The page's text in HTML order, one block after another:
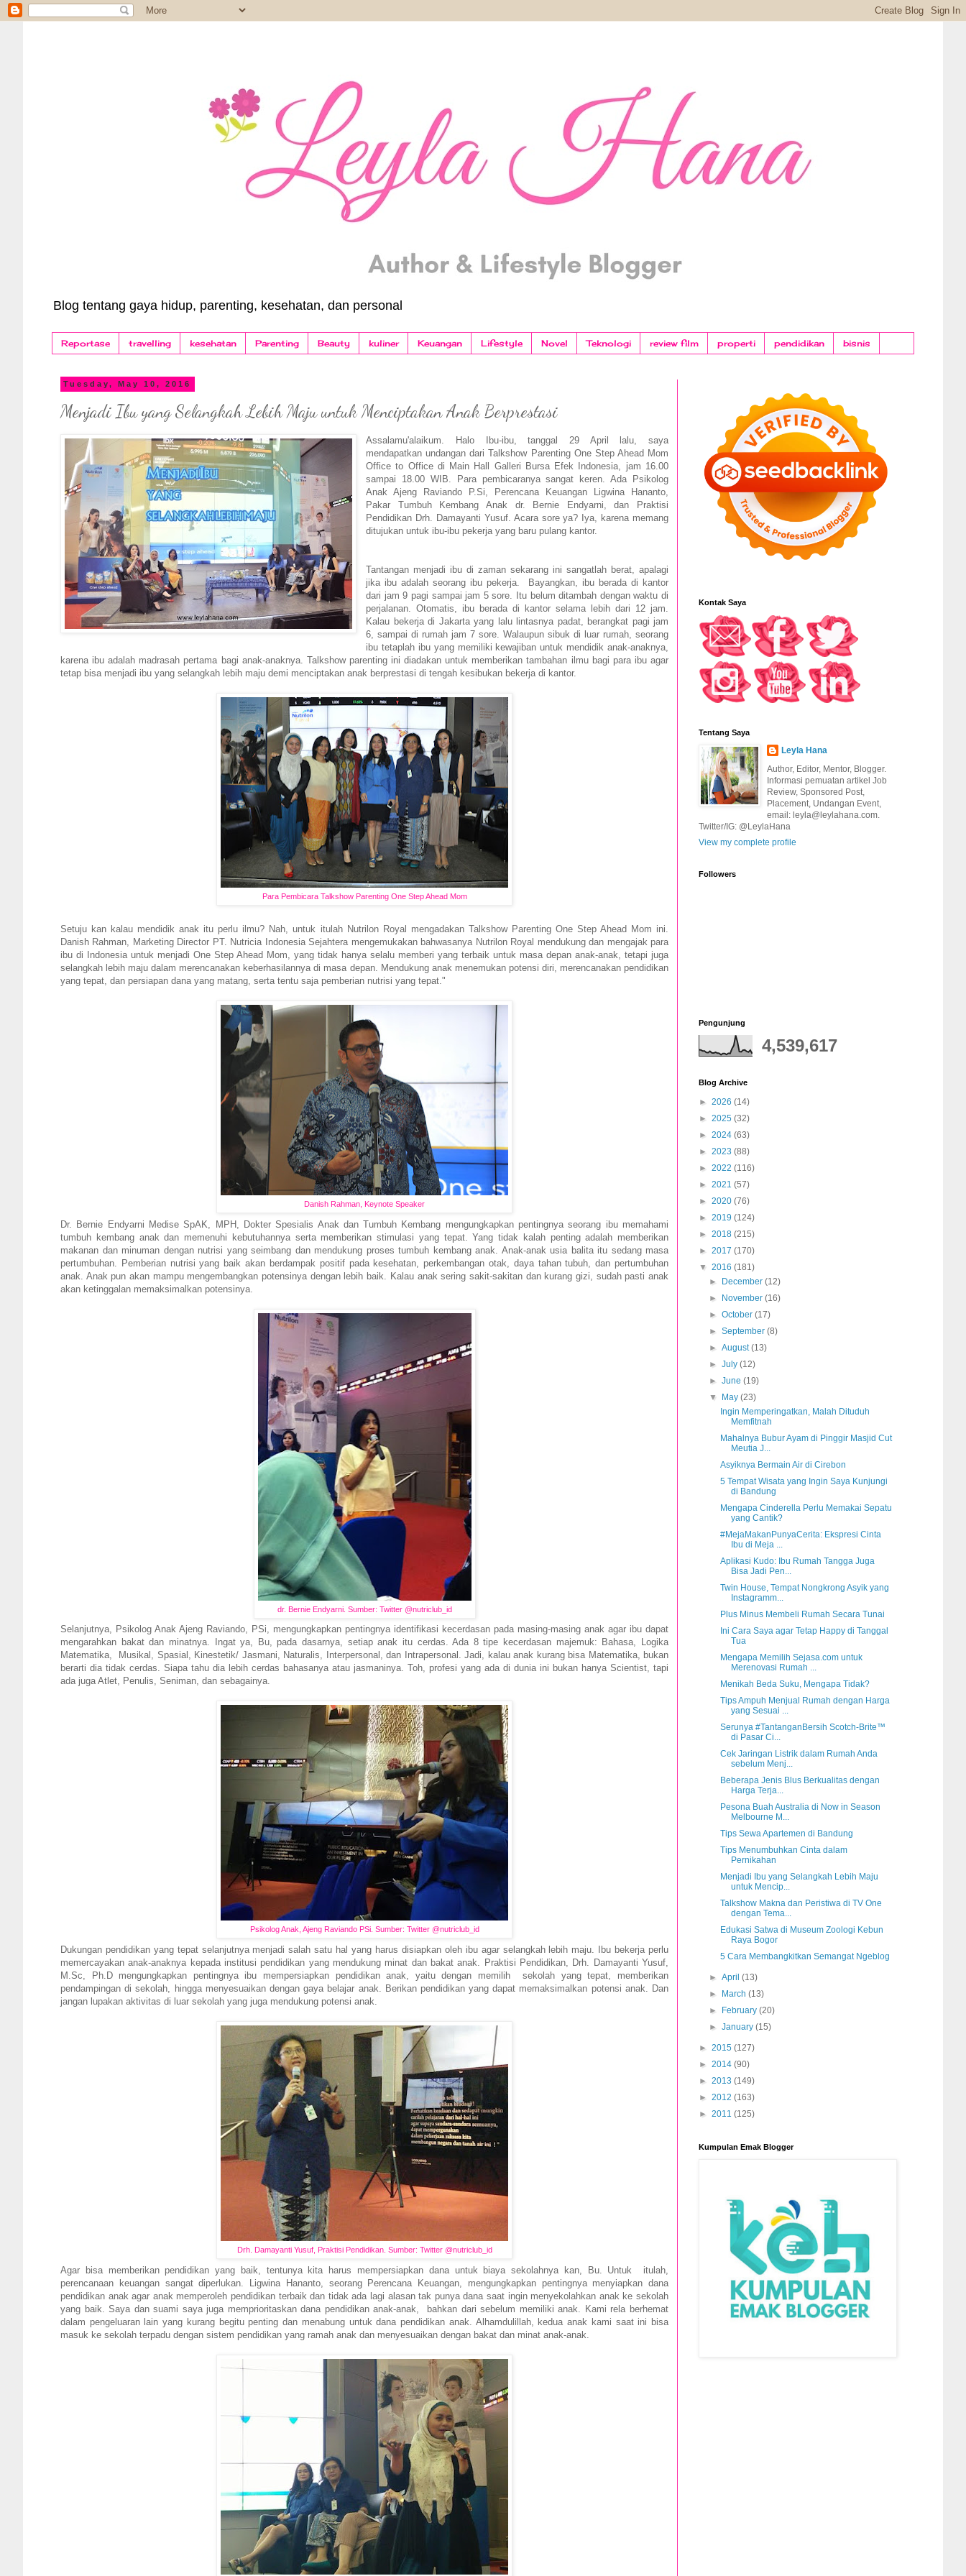
Blog tentang gaya hidup, parenting, kesehatan, dan personal
Reportase travelling kesehatan Parenting Beauty kuliner Keuangan Lifestyle Novel Teknologi review film properti pendidikan bisnis
Tuesday, May 10, 2016
Menjadi Ibu yang Selangkah Lebih Maju untuk Menciptakan Anak Berprestasi
Assalamu'alaikum. Halo Ibu-ibu, tanggal 29 April lalu, saya
mendapatkan undangan dari Talkshow Parenting One Step Ahead Mom
Office to Office di Main Hall Galleri Bursa Efek Indonesia, jam 16.00
sampai 18.00 WIB. Para pembicaranya sangat keren. Ada Psikolog
Anak Ajeng Raviando P.Si, Perencana Keuangan Ligwina Hananto,
Pakar Tumbuh Kembang Anak dr. Bernie Endyarni, dan Praktisi
Pendidikan Drh. Damayanti Yusuf. Acara sore ya? Iya, karena memang
ditujukan untuk ibu-ibu pekerja yang baru pulang kantor.
Tantangan menjadi ibu di zaman sekarang ini sangatlah berat, apalagi
jika ibu adalah seorang ibu pekerja. Bayangkan, ibu berada di kantor
dari jam 9 pagi sampai jam 5 sore. Itu belum ditambah dengan waktu di
perjalanan. Otomatis, ibu berada di kantor selama lebih dari 12 jam.
Kalau bekerja di Jakarta yang lalu lintasnya padat, berangkat pagi jam
6, sampai di rumah jam 7 sore. Walaupun sibuk di luar rumah, seorang
ibu tetaplah ibu yang memiliki kewajiban untuk mendidik anak-anaknya,
karena ibu adalah madrasah pertama bagi anak-anaknya. Talkshow parenting ini diadakan untuk memberikan tambahan ilmu bagi para ibu agar
tetap bisa menjadi ibu yang selangkah lebih maju demi menciptakan anak berprestasi di tengah kesibukan bekerja di kantor.
Para Pembicara Talkshow Parenting One Step Ahead Mom
Setuju kan kalau mendidik anak itu perlu ilmu? Nah, untuk itulah Nutrilon Royal mengadakan Talkshow Parenting One Step Ahead Mom ini.
Danish Rahman, Marketing Director PT. Nutricia Indonesia Sejahtera mengemukakan bahwasanya Nutrilon Royal mendukung dan mengajak para
ibu di Indonesia untuk menjadi One Step Ahead Mom, yang tidak hanya selalu memberi yang terbaik untuk masa depan anak-anak, tetapi juga
selangkah lebih maju dalam merencanakan keberhasilannya di masa depan. Mendukung anak menemukan potensi diri, merencanakan pendidikan
yang tepat, dan persiapan dana yang matang, serta tentu saja pemberian nutrisi yang tepat."
Danish Rahman, Keynote Speaker
Dr. Bernie Endyarni Medise SpAK, MPH, Dokter Spesialis Anak dan Tumbuh Kembang mengungkapkan pentingnya seorang ibu memahami
tumbuh kembang anak dan memenuhi kebutuhannya serta memberikan stimulasi yang tepat. Yang tidak kalah penting adalah memberikan
makanan dan minuman dengan nutrisi yang seimbang dan mendukung proses tumbuh kembang anak. Anak-anak usia balita itu sedang masa
pertumbuhan. Pemberian nutrisi yang baik akan berdampak positif pada kesehatan, perkembangan otak, daya tahan tubuh, dan pertumbuhan
anak. Anak pun akan mampu mengembangkan potensinya dengan lebih baik. Kalau anak sering sakit-sakitan dan kurang gizi, sudah pasti anak
akan ketinggalan memaksimalkan potensinya.
dr. Bernie Endyarni. Sumber: Twitter @nutriclub_id
Selanjutnya, Psikolog Anak Ajeng Raviando, PSi, mengungkapkan pentingnya identifikasi kecerdasan pada masing-masing anak agar ibu dapat
mengarahkan bakat dan minatnya. Ingat ya, Bu, pada dasarnya, setiap anak itu cerdas. Ada 8 tipe kecerdasan majemuk: Bahasa, Logika
Matematika, Musikal, Spasial, Kinestetik/ Jasmani, Naturalis, Interpersonal, dan Intrapersonal. Jadi, kalau anak kurang bisa Matematika, bukan
berarti dia tidak cerdas. Siapa tahu dia lebih cerdas bahasanya atau jasmaninya. Toh, profesi yang ada di dunia ini bukan hanya Scientist, tapi
ada juga Atlet, Penulis, Seniman, dan sebagainya.
Psikolog Anak, Ajeng Raviando PSi. Sumber: Twitter @nutriclub_id
Dukungan pendidikan yang tepat selanjutnya menjadi salah satu hal yang harus disiapkan oleh ibu agar selangkah lebih maju. Ibu bekerja perlu
memercayakan anak-anaknya kepada institusi pendidikan yang mendukung minat dan bakat anak. Praktisi Pendidikan, Drh. Damayanti Yusuf,
M.Sc, Ph.D mengungkapkan pentingnya ibu mempersiapkan pendidikan anak, yaitu dengan memilih sekolah yang tepat, memberikan
pendampingan di sekolah, hingga menyesuaikan dengan gaya belajar anak. Berikan pendidikan yang dapat memaksimalkan potensi anak. Dan
jangan lupakan aktivitas di luar sekolah yang juga mendukung potensi anak.
Drh. Damayanti Yusuf, Praktisi Pendidikan. Sumber: Twitter @nutriclub_id
Agar bisa memberikan pendidikan yang baik, tentunya kita harus mempersiapkan dana untuk biaya sekolahnya kan, Bu. Untuk itulah,
perencanaan keuangan sangat diperlukan. Ligwina Hananto, seorang Perencana Keuangan, mengungkapkan pentingnya menyiapkan dana
pendidikan anak agar anak memperoleh pendidikan terbaik dan tidak ada lagi alasan tak punya dana saat ingin menyekolahkan anak ke sekolah
yang baik. Saya dan suami saya juga memprioritaskan dana pendidikan anak-anak, bahkan dari sebelum memiliki anak. Kami rela berhemat
dalam pengeluaran lain yang kurang begitu penting dan menabung untuk dana pendidikan anak. Alhamdulillah, kedua anak kami saat ini bisa
masuk ke sekolah terpadu dengan sistem pendidikan yang ramah anak dan menyesuaikan dengan bakat dan minat anak-anak.
Kontak Saya
Tentang Saya
Leyla Hana
Author, Editor, Mentor, Blogger.
Informasi pemuatan artikel Job
Review, Sponsored Post,
Placement, Undangan Event,
email: leyla@leylahana.com.
Twitter/IG: @LeylaHana
View my complete profile
Followers
Pengunjung
4,539,617
Blog Archive
► 2026 (14)
► 2025 (32)
► 2024 (63)
► 2023 (88)
► 2022 (116)
► 2021 (57)
► 2020 (76)
► 2019 (124)
► 2018 (215)
► 2017 (170)
▼ 2016 (181)
►
December(12)
►
November(16)
►October(17)
►September(8)
►August(13)
►July(12)
►June(19)
▼
May(23)
Ingin Memperingatkan, Malah Dituduh
Memfitnah
Mahalnya Bubur Ayam di Pinggir Masjid Cut
Meutia J...
Asyiknya Bermain Air di Cirebon
5 Tempat Wisata yang Ingin Saya Kunjungi
di Bandung
Mengapa Cinderella Perlu Memakai Sepatu
yang Cantik?
#MejaMakanPunyaCerita: Ekspresi Cinta
Ibu di Meja ...
Aplikasi Kudo: Ibu Rumah Tangga Juga
Bisa Jadi Pen...
Twin House, Tempat Nongkrong Asyik yang
Instagramm...
Plus Minus Membeli Rumah Secara Tunai
Ini Cara Saya agar Tetap Happy di Tanggal
Tua
Mengapa Memilih Sejasa.com untuk
Merenovasi Rumah ...
Menikah Beda Suku, Mengapa Tidak?
Tips Ampuh Menjual Rumah dengan Harga
yang Sesuai ...
Serunya #TantanganBersih Scotch-Brite™
di Pasar Ci...
Cek Jaringan Listrik dalam Rumah Anda
sebelum Menj...
Beberapa Jenis Blus Berkualitas dengan
Harga Terja...
Pesona Buah Australia di Now in Season
Melbourne M...
Tips Sewa Apartemen di Bandung
Tips Menumbuhkan Cinta dalam
Pernikahan
Menjadi Ibu yang Selangkah Lebih Maju
untuk Mencip...
Talkshow Makna dan Peristiwa di TV One
dengan Tema...
Edukasi Satwa di Museum Zoologi Kebun
Raya Bogor
5 Cara Membangkitkan Semangat Ngeblog
►April(13)
►
March(13)
►
February(20)
►January(15)
► 2015 (127)
► 2014 (90)
► 2013 (149)
► 2012 (163)
► 2011 (125)
Kumpulan Emak Blogger